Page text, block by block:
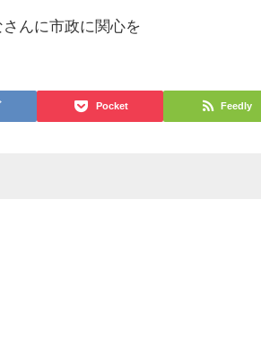
んに市政に関心を
Pocket Feedly